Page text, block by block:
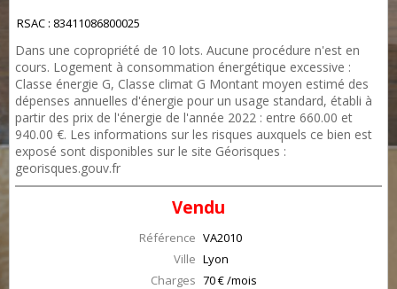
RSAC : 83411086800025
Dans une copropriété de 10 lots. Aucune procédure n'est en
cours. Logement à consommation énergétique excessive :
Classe énergie G, Classe climat G Montant moyen estimé des
dépenses annuelles d'énergie pour un usage standard, établi à
partir des prix de l'énergie de l'année 2022 : entre 660.00 et
940.00 €. Les informations sur les risques auxquels ce bien est
exposé sont disponibles sur le site Géorisques :
georisques.gouv.fr
Vendu
Référence VA2010
Ville Lyon
Charges 70 € /mois